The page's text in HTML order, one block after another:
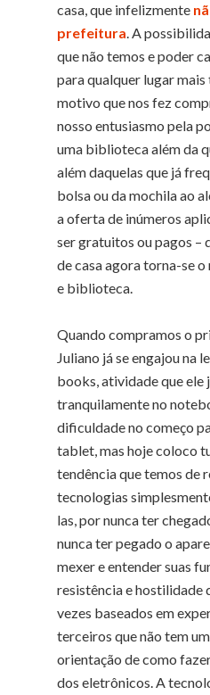
casa, que infelizmente
prefeitura . A
que não temos e poder
para qualquer lugar
motivo que nos fez
nosso entusiasmo pela
uma biblioteca além da
além daquelas que já
bolsa ou da mochila ao
a oferta de inúmeros
ser gratuitos ou pagos –
de casa agora torna-se
e biblioteca.
Quando compramos o
Juliano já se engajou na
books, atividade que ele
tranquilamente no
dificuldade no começo
tablet, mas hoje coloco
tendência que temos de
tecnologias
las, por nunca ter
nunca ter pegado o
mexer e entender suas
resistência e hostilidade
vezes baseados em
terceiros que não tem
orientação de como
dos eletrônicos. A